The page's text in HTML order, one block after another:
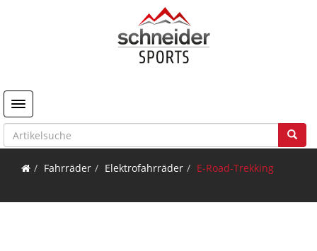
Toggle navigation
Fahrräder Elektrofahrräder E-Road-Trekking